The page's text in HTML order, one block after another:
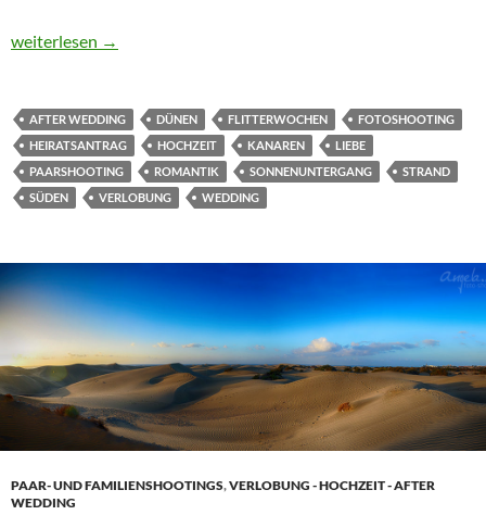
Shooting nach der Hochzeit auf den Kanaren
weiterlesen →
AFTER WEDDING DÜNEN FLITTERWOCHEN
FOTOSHOOTING
HEIRATSANTRAG
HOCHZEIT KANAREN
LIEBE
PAARSHOOTING
ROMANTIK SONNENUNTERGANG
STRAND
SÜDEN
VERLOBUNG WEDDING
PAAR- UND FAMILIENSHOOTINGS,VERLOBUNG - HOCHZEIT - AFTER
WEDDING